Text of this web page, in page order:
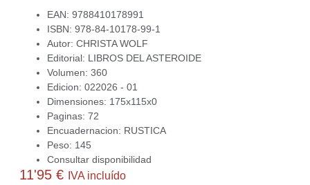
EAN: 9788410178991
ISBN: 978-84-10178-99-1
Autor: CHRISTA WOLF
Editorial: LIBROS DEL ASTEROIDE
Volumen: 360
Edicion: 022026 - 01
Dimensiones: 175x115x0
Paginas: 72
Encuadernacion: RUSTICA
Peso: 145
Consultar disponibilidad
11'95 € IVA incluído